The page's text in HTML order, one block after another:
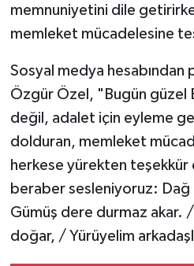
memnuniyetini dile
memleket mücadelesine
Sosyal medya hesabından
Özgür Özel, "Bugün güzel
değil, adalet için eyleme
dolduran, memleket
herkese yürekten
beraber sesleniyoruz: Dağ
Gümüş dere durmaz akar.
doğar, / Yürüyelim